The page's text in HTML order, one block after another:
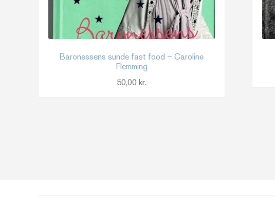
Baronessens sunde fast food – Caroline
Flemming
50,00 kr.